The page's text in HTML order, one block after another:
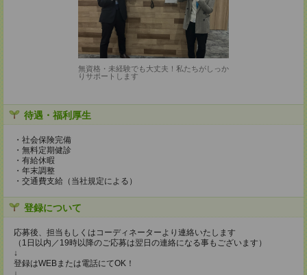
無資格・未経験でも大丈夫！私たちがしっか
りサポートします
待遇・福利厚生
・社会保険完備
・無料定期健診
・有給休暇
・年末調整
・交通費支給（当社規定による）
登録について
応募後、担当もしくはコーディネーターより連絡いたします
（1日以内／19時以降のご応募は翌日の連絡になる事もございます）
↓
登録はWEBまたは電話にてOK！